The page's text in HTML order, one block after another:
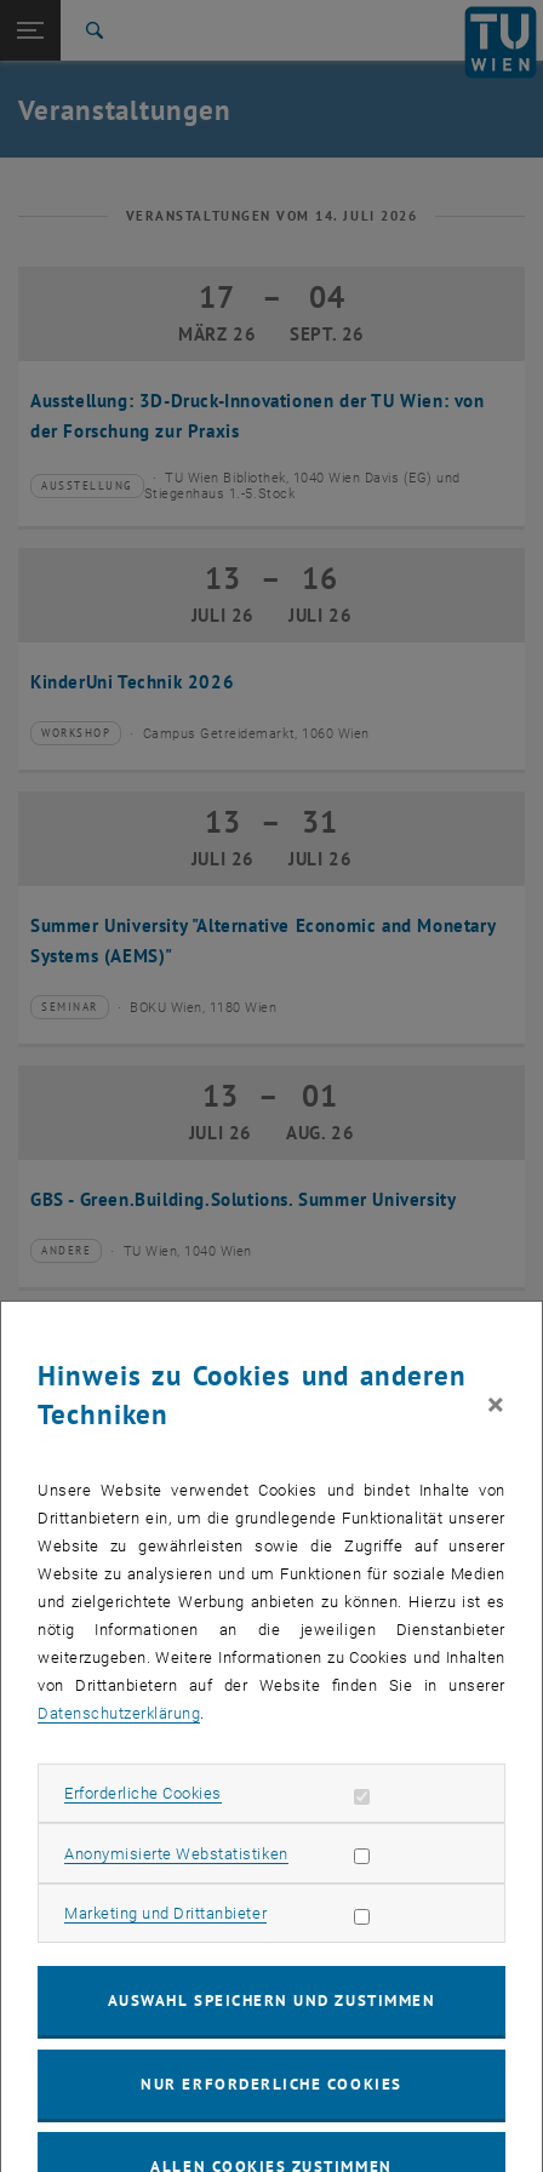
TU Login
Quicklinks
Quicklinks-Menü umschalten
Studium
Karriere
Zurück: Subseiten von Aktuelles auflisten
Aktuelles
Veranstaltungen
VERANSTALTUNGEN VOM 14. JULI 2026
Ausstellung: 3D-Druck-Innovationen der TU Wien: von
der Forschung zur Praxis
17
MÄRZ 26
17 März 2026 bis 04 September 2026
– 04
SEPT. 26
Veranstaltungstyp:
AUSSTELLUNG
Veranstaltungsort:
TU Wien Bibliothek, 1040 Wien Davis (EG) und
Stiegenhaus 1.-5.Stock
KinderUni Technik 2026
13
JULI 26
13 Juli 2026 bis 16 Juli 2026
– 16
JULI 26
Veranstaltungstyp:
WORKSHOP
Veranstaltungsort:Campus Getreidemarkt, 1060 Wien
Summer University "Alternative Economic and Monetary
Systems (AEMS)"
13
JULI 26
13 Juli 2026 bis 31 Juli 2026
– 31
JULI 26
Veranstaltungstyp:
SEMINAR
Veranstaltungsort:BOKU Wien, 1180 Wien
GBS - Green.Building.Solutions. Summer University
13
JULI 26
13 Juli 2026 bis 01 August 2026
– 01
AUG. 26
Veranstaltungstyp:
ANDERE
Veranstaltungsort:TU Wien, 1040 Wien
JULI 26 JULI 26
Veranstaltungstyp:
KONFERENZ
Veranstaltungsort:TU Wien, 1040 Wien
EMBA Online Info Session mit Dekan Prof. Dr. Wolfgang
28 Juli 2026
28
JULI 26
16:00-bis
17:00
INFORMATIONSVERANSTALTUNG Online, via Zoom
Info Session Learning Journey Turin
03
INFORMATIONSVERANSTALTUNG Online, Via Zoom
Hinweis zu Cookies und anderen
Techniken
×
Unsere Website verwendet Cookies und bindet Inhalte von
Drittanbietern ein, um die grundlegende Funktionalität unserer
Website zu gewährleisten sowie die Zugriffe auf unserer
Website zu analysieren und um Funktionen für soziale Medien
und zielgerichtete Werbung anbieten zu können. Hierzu ist es
nötig Informationen an die jeweiligen Dienstanbieter
weiterzugeben. Weitere Informationen zu Cookies und Inhalten
von Drittanbietern auf der Website finden Sie in unserer
Datenschutzerklärung
Erforderliche Cookies Erforderliche Cookies zulassen
Anonymisierte WebstatistikenStatistik Cookies zulassen
Marketing und DrittanbieterMarketing Cookies zulassen
AUSWAHL SPEICHERN UND ZUSTIMMEN
NUR ERFORDERLICHE COOKIES
ALLEN COOKIES ZUSTIMMEN